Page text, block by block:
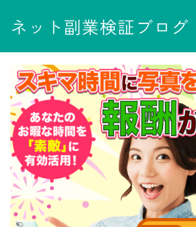
ネット副業検証ブログ
MENU
お問い合わせ
サイトマップ
デモプリセット記事 #7
デモプリセット記事 Part07
フロントページ
プライバシーポリシー
免責事項
利用規約／特定商取引法に基づく表記
有料記事の決済完了ページ
運営者情報